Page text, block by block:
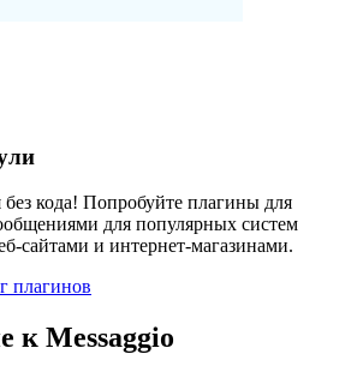
без кода! Попробуйте плагины для
для популярных систем
сайтами и интернет-магазинами.
плагинов
к Messaggio